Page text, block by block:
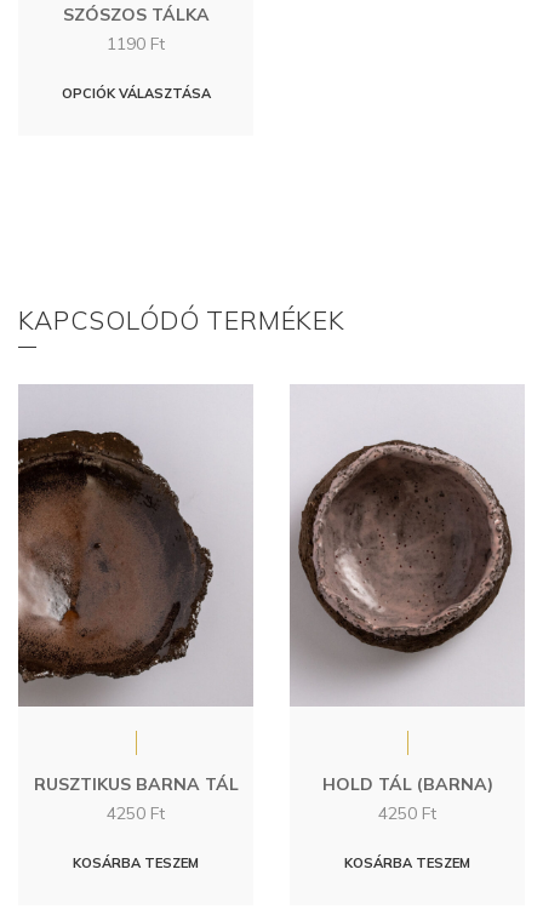
SZÓSZOS TÁLKA
1190 Ft
OPCIÓK VÁLASZTÁSA
változatok
KAPCSOLÓDÓ TERMÉKEK
RUSZTIKUS BARNA TÁL
4250 Ft
KOSÁRBA TESZEM
HOLD TÁL (BARNA)
4250 Ft
KOSÁRBA TESZEM